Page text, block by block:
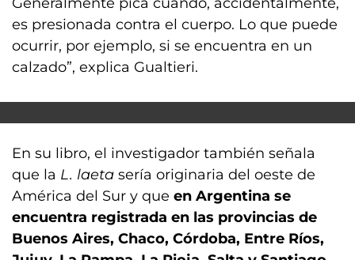
es presionada contra el cuerpo. Lo que puede
ocurrir, por ejemplo, si se encuentra en un
calzado”, explica Gualtieri.
En su libro, el investigador también señala
que la L. laeta sería originaria del oeste de
América del Sur y que en Argentina se
encuentra registrada en las provincias de
Buenos Aires, Chaco, Córdoba, Entre Ríos,